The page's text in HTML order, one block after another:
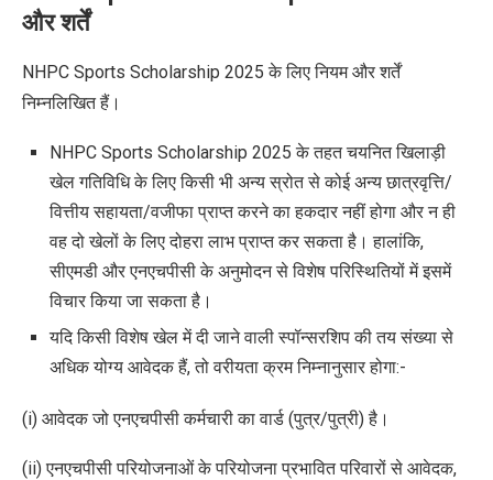
और शर्तें
NHPC Sports Scholarship 2025 के लिए नियम और शर्तें
निम्नलिखित हैं।
NHPC Sports Scholarship 2025 के तहत चयनित खिलाड़ी
खेल गतिविधि के लिए किसी भी अन्य स्रोत से कोई अन्य छात्रवृत्ति/
वित्तीय सहायता/वजीफा प्राप्त करने का हकदार नहीं होगा और न ही
वह दो खेलों के लिए दोहरा लाभ प्राप्त कर सकता है। हालांकि,
सीएमडी और एनएचपीसी के अनुमोदन से विशेष परिस्थितियों में इसमें
विचार किया जा सकता है।
यदि किसी विशेष खेल में दी जाने वाली स्पॉन्सरशिप की तय संख्या से
अधिक योग्य आवेदक हैं, तो वरीयता क्रम निम्नानुसार होगा:-
(i) आवेदक जो एनएचपीसी कर्मचारी का वार्ड (पुत्र/पुत्री) है।
(ii) एनएचपीसी परियोजनाओं के परियोजना प्रभावित परिवारों से आवेदक,